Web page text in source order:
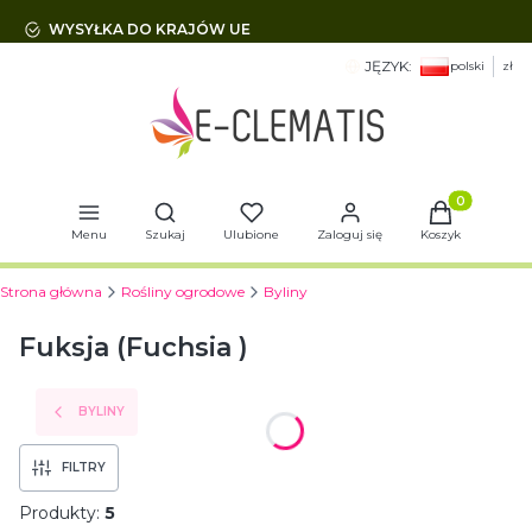
WYSYŁKA DO KRAJÓW UE
JĘZYK: polski zł
Menu
Otwórz wyszukiwarkę
Szukaj Ulubione Zaloguj się
Produkty
Koszyk
Strona główna Rośliny ogrodowe Byliny
Fuksja (Fuchsia )
BYLINY
FILTRY
Produkty: 5